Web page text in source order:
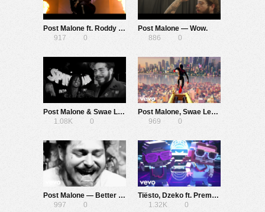
Post Malone ft. Roddy Ricch & Tyga — Wow. (Remix)
917
0
Post Malone — Wow.
886
0
Post Malone & Swae Lee — Sunflower
1.08K
0
Post Malone, Swae Lee — Sunflower (Spider-Man: Into the Spider-Verse)
969
0
Post Malone — Better Now
997
0
Tiësto, Dzeko ft. Preme & Post Malone — Jackie Chan
1.32K
0